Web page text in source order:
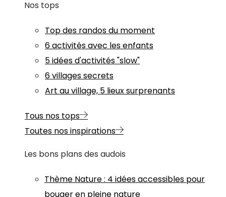
Nos tops
Top des randos du moment
6 activités avec les enfants
5 idées d'activités "slow"
6 villages secrets
Art au village, 5 lieux surprenants
Tous nos tops
Toutes nos inspirations
Les bons plans des audois
Thème Nature: 4 idées accessibles pour
bouger en pleine nature